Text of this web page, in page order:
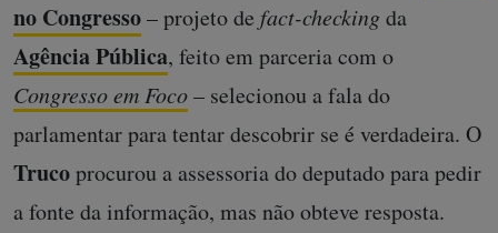
no Congresso– projeto de fact-checkingda
Agência Pública, feito em parceria com o
Congresso em Foco– selecionou a fala do
parlamentar para tentar descobrir se é verdadeira. O
Trucoprocurou a assessoria do deputado para pedir
a fonte da informação, mas não obteve resposta.